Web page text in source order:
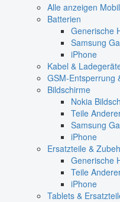
Alle anzeigen
Batterien
Generische
Samsung
iPhone
Kabel &
GSM-Entsperrung
Bildschirme
Nokia
Teile
Samsung
iPhone
Ersatzteile &
Generische
Teile
iPhone
Tablets &